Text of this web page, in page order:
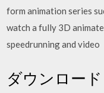
form animation series
watch a fully 3D
speedrunning and video
ダウンロー